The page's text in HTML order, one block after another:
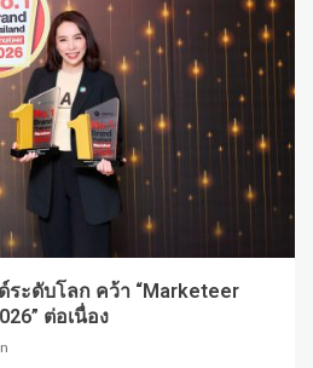
ระดับโลก คว้า “Marketeer
ต่อเนื่อง